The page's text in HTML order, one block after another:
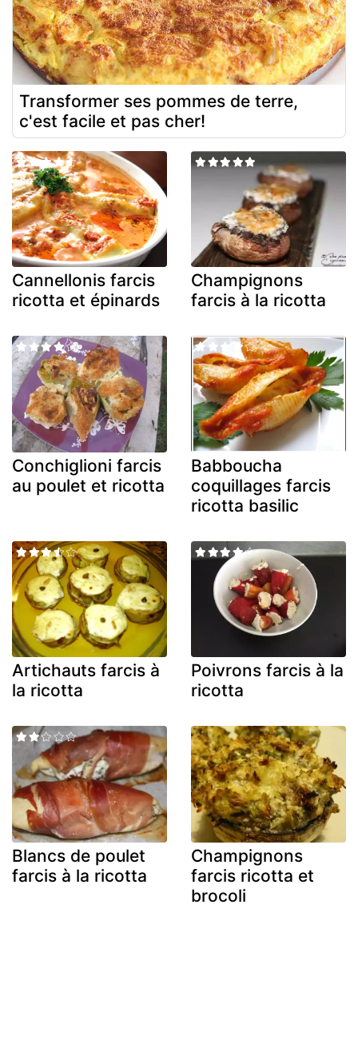
Transformer ses pommes de terre,
c'est facile et pas cher!
Cannellonis farcis
ricotta et épinards
Champignons
farcis à la ricotta
Conchiglioni farcis
au poulet et ricotta
Babboucha
coquillages farcis
ricotta basilic
Artichauts farcis à
la ricotta
Poivrons farcis à la
ricotta
Blancs de poulet
farcis à la ricotta
Champignons
farcis ricotta et
brocoli